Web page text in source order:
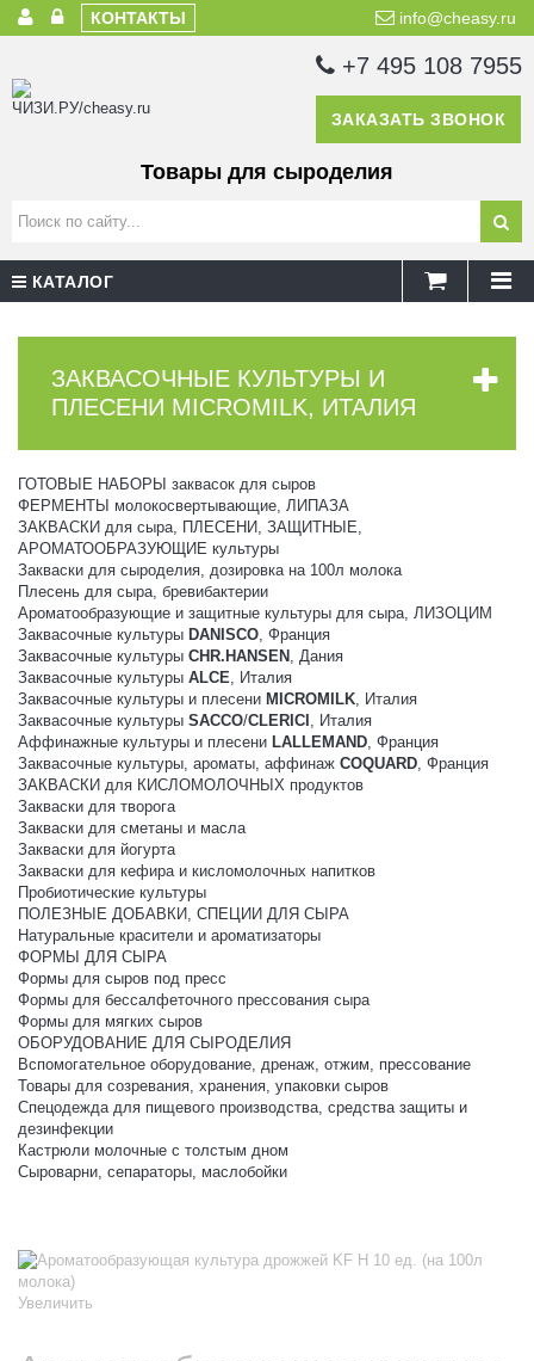
КОНТАКТЫ info@cheasy.ru
+7 495 108 7955
ЗАКАЗАТЬ ЗВОНОК
Товары для сыроделия
КАТАЛОГ
ЗАКВАСОЧНЫЕ КУЛЬТУРЫ И
ПЛЕСЕНИ MICROMILK, ИТАЛИЯ
ГОТОВЫЕ НАБОРЫ заквасок для сыров
ФЕРМЕНТЫ молокосвертывающие, ЛИПАЗА
ЗАКВАСКИ для сыра, ПЛЕСЕНИ, ЗАЩИТНЫЕ,
АРОМАТООБРАЗУЮЩИЕ культуры
Закваски для сыроделия, дозировка на 100л молока
Плесень для сыра, бревибактерии
Ароматообразующие и защитные культуры для сыра, ЛИЗОЦИМ
Заквасочные культуры DANISCO, Франция
Заквасочные культуры CHR.HANSEN , Дания
Заквасочные культуры ALCE, Италия
Заквасочные культуры и плесени MICROMILK, Италия
Заквасочные культуры SACCO/CLERICI , Италия
Аффинажные культуры и плесени LALLEMAND, Франция
Заквасочные культуры, ароматы, аффинаж COQUARD, Франция
ЗАКВАСКИ для КИСЛОМОЛОЧНЫХ продуктов
Закваски для творога
Закваски для сметаны и масла
Закваски для йогурта
Закваски для кефира и кисломолочных напитков
Пробиотические культуры
ПОЛЕЗНЫЕ ДОБАВКИ, СПЕЦИИ ДЛЯ СЫРА
Натуральные красители и ароматизаторы
ФОРМЫ ДЛЯ СЫРА
Формы для сыров под пресс
Формы для бессалфеточного прессования сыра
Формы для мягких сыров
ОБОРУДОВАНИЕ ДЛЯ СЫРОДЕЛИЯ
Вспомогательное оборудование, дренаж, отжим, прессование
Товары для созревания, хранения, упаковки сыров
Спецодежда для пищевого производства, средства защиты и
дезинфекции
Кастрюли молочные с толстым дном
Сыроварни, сепараторы, маслобойки
Увеличить